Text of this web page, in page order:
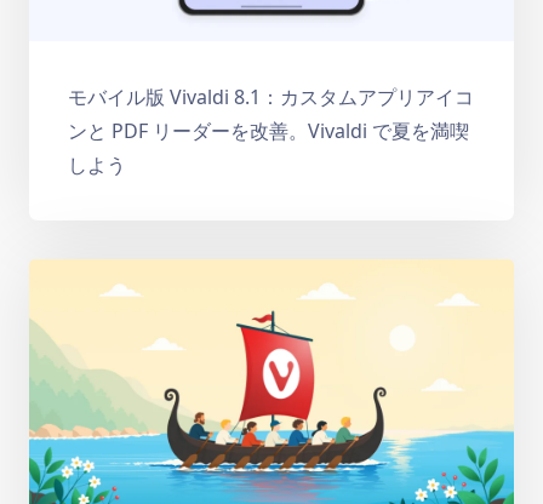
モバイル版 Vivaldi 8.1：カスタムアプリアイコ
ンと PDF リーダーを改善。Vivaldi で夏を満喫
しよう